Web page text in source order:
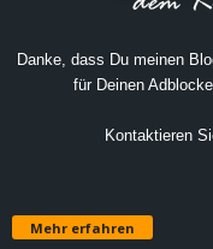
Danke, dass Du meinen
für Deinen
Kontaktieren
Mehr erfahren